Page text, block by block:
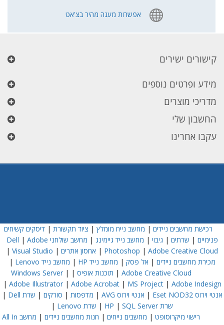
אפשרות מענה מהיר בצ'אט
קישורים ישירים
מידע ופרטים נוספים
מדריכי מוצרים
החשבון שלי
עקבו אחרינו
רכישת מחשבים ניידים | מחשב נייח מומלץ | ציוד תקשורת |דיסקים קשיחים
פנימיים | שרתים | גיבוי | מחשב נייד גיימינג | מחשב שולחני Dell | Adobe
Photoshop | Adobe Creative Cloud
| אחסון אתרים |
Visual Studio
|
מכירת מחשבים ניידים | אל פסק | מחשב נייד HP | מחשב נייד Lenovo
|
Adobe Creative Cloud
| תוכנות אופיס |
Windows Server|
Adobe Illustrator| Adobe Acrobat| MS Project| Adobe Indesign
|
אנטי וירוס Eset NOD32
| אנטי וירוס AVG | מדפסות | סורקים | שרת Dell
|
שרת HP
| SQL Server
| שרת Lenovo
|
רישוי מיקרוסופט | מחשבים נייחים | חנות מחשבים ניידים |
מחשב All In